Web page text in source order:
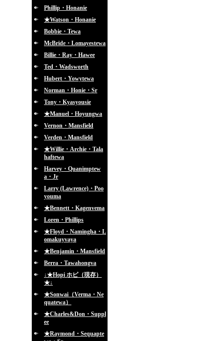
Phillip・Honanie
★Watson・Honanie
Bobbie・Tewa
McBride・Lomayestewa
Billie・Ray・Hawee
Ted・Wadsworth
Hubert・Yowytewa
Norman・Honie・Sr
Tony・Kyasyousie
★Manuel・Hoyungwa
Vernon・Mansfield
Verden・Mansfield
★Willie・Archie・Tala
haftewa
Harvey・Quanimptew
a・Jr
Larry (Lawrence)・Poo
youma
★Bennett・Kagenvema
Loren・Phillips
★Floyd・Namingha・L
omakuyvaya
★Benjamin・Mansfield
Berra・Tawahongva
↓★Hopi ホピ（現存）
★↓
★Sonwai（Verma・Ne
quatewa）
★Charles&Don・Suppl
ee
★Raymond・Sequapte